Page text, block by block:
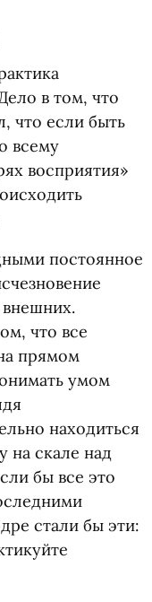
в том, что
что если быть
всему
восприятия»
постоянное
что все
прямом
умом
находиться
на скале над
бы все это
стали бы эти: